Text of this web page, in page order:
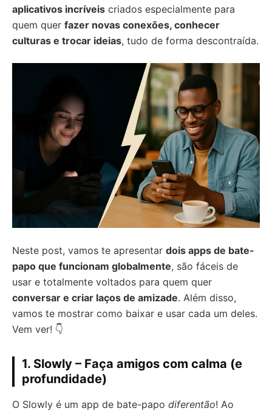
aplicativos incríveis criados especialmente para
quem quer fazer novas conexões, conhecer
culturas e trocar ideias, tudo de forma descontraída.
Neste post, vamos te apresentar dois apps de bate-
papo que funcionam globalmente, são fáceis de
usar e totalmente voltados para quem quer
conversar e criar laços de amizade. Além disso,
vamos te mostrar como baixar e usar cada um deles.
Vem ver! 👇
1. Slowly – Faça amigos com calma (e
profundidade)
O Slowly é um app de bate-papo diferentão! Ao